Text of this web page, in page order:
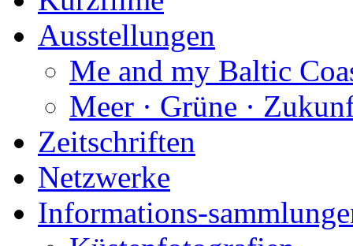
Ausstellungen
Me and my Baltic
Meer · Grüne ·
Zeitschriften
Netzwerke
Informations-